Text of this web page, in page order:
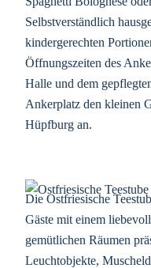
Selbstverständlich
kindergerechten
Öffnungszeiten des
Halle und dem
Ankerplatz den kleinen
Hüpfburg an.
Die Ostfriesische
Gäste mit einem
gemütlichen Räumen
Leuchtobjekte,